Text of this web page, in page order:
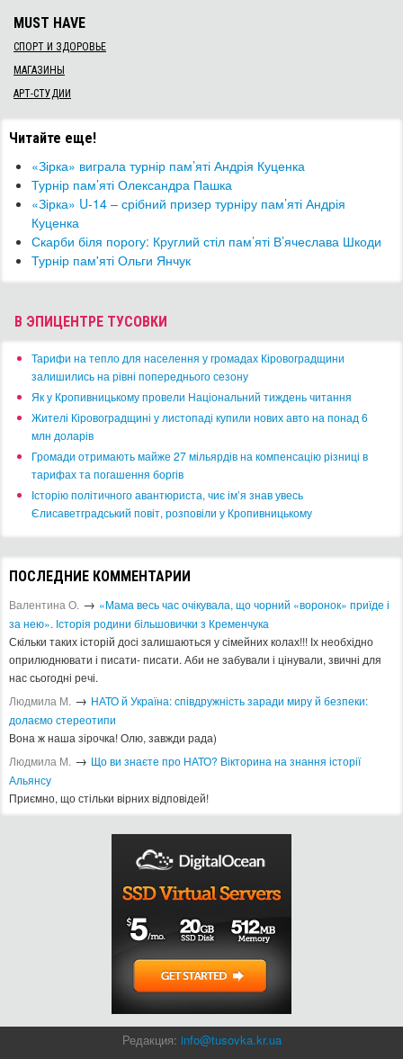
MUST HAVE
СПОРТ И ЗДОРОВЬЕ
МАГАЗИНЫ
АРТ-СТУДИИ
Читайте еще!
​«Зірка» виграла турнір пам’яті Андрія Куценка
Турнір пам’яті Олександра Пашка
«Зірка» U-14 – срібний призер турніру пам’яті Андрія
Куценка
Скарби біля порогу: Круглий стіл пам’яті В’ячеслава Шкоди
Турнір пам'яті Ольги Янчук
В ЭПИЦЕНТРЕ ТУСОВКИ
​Тарифи на тепло для населення у громадах Кіровоградщини
залишились на рівні попереднього сезону
​Як у Кропивницькому провели Національний тиждень читання
​Жителі Кіровоградщині у листопаді купили нових авто на понад 6
млн доларів
​Громади отримають майже 27 мільярдів на компенсацію різниці в
тарифах та погашення боргів
Історію політичного авантюриста, чиє ім’я знав увесь
Єлисаветградський повіт, розповіли у Кропивницькому
ПОСЛЕДНИЕ КОММЕНТАРИИ
Валентина О. → «Мама весь час очікувала, що чорний «воронок» приїде і
за нею». Історія родини більшовички з Кременчука
Скільки таких історій досі залишаються у сімейних колах!!! Іх необхідно
оприлюднювати і писати- писати. Аби не забували і цінували, звичні для
нас сьогодні речі.
Людмила М. → ​НАТО й Україна: співдружність заради миру й безпеки:
долаємо стереотипи
Вона ж наша зірочка! Олю, завжди рада)
Людмила М. → Що ви знаєте про НАТО? Вікторина на знання історії
Альянсу ​
Приємно, що стільки вірних відповідей!
Редакция: info@tusovka.kr.ua